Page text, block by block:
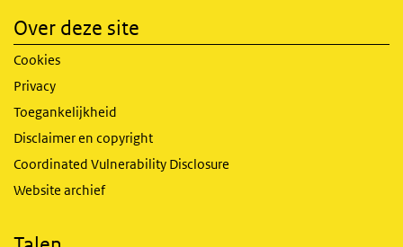
Over deze site
Cookies
Privacy
Toegankelijkheid
Disclaimer en copyright
Coordinated Vulnerability Disclosure
Website archief